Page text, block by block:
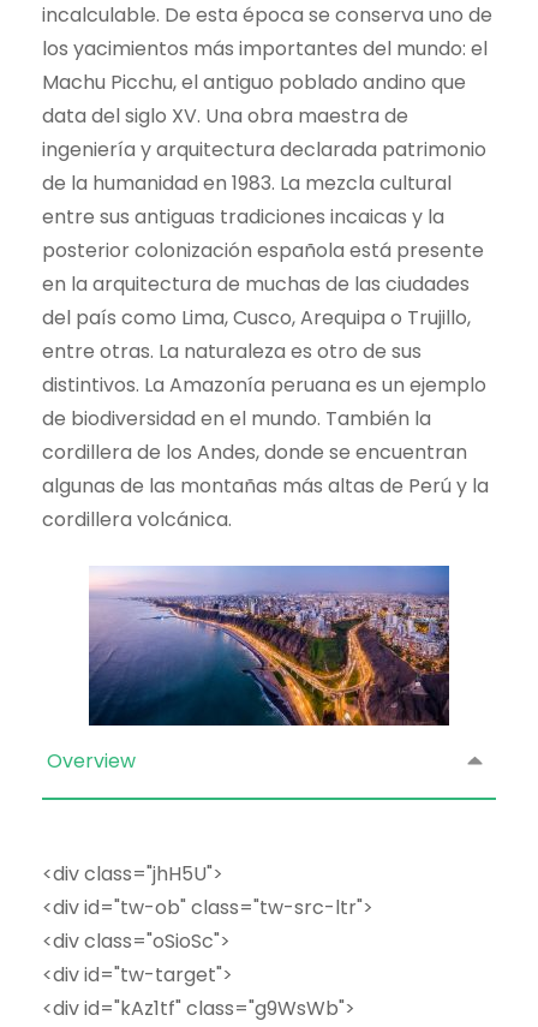
incalculable. De esta época se conserva uno de
los yacimientos más importantes del mundo: el
Machu Picchu, el antiguo poblado andino que
data del siglo XV. Una obra maestra de
ingeniería y arquitectura declarada patrimonio
de la humanidad en 1983. La mezcla cultural
entre sus antiguas tradiciones incaicas y la
posterior colonización española está presente
en la arquitectura de muchas de las ciudades
del país como Lima, Cusco, Arequipa o Trujillo,
entre otras. La naturaleza es otro de sus
distintivos. La Amazonía peruana es un ejemplo
de biodiversidad en el mundo. También la
cordillera de los Andes, donde se encuentran
algunas de las montañas más altas de Perú y la
cordillera volcánica.
Overview
<div class="jhH5U">
<div id="tw-ob" class="tw-src-ltr">
<div class="oSioSc">
<div id="tw-target">
<div id="kAz1tf" class="g9WsWb">